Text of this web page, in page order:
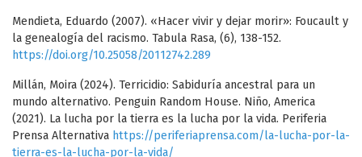
Mendieta, Eduardo (2007). «Hacer vivir y dejar morir»: Foucault y
la genealogía del racismo. Tabula Rasa, (6), 138-152.
https://doi.org/10.25058/20112742.289
Millán, Moira (2024). Terricidio: Sabiduría ancestral para un
mundo alternativo. Penguin Random House. Niño, America
(2021). La lucha por la tierra es la lucha por la vida. Periferia
Prensa Alternativa https://periferiaprensa.com/la-lucha-por-la-
tierra-es-la-lucha-por-la-vida/